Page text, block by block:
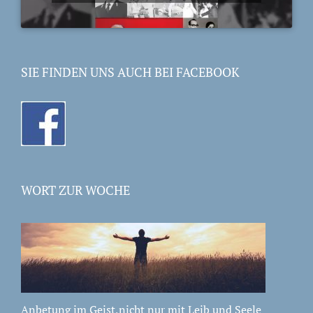
SIE FINDEN UNS AUCH BEI FACEBOOK
WORT ZUR WOCHE
Anbetung im Geist,nicht nur mit Leib und Seele